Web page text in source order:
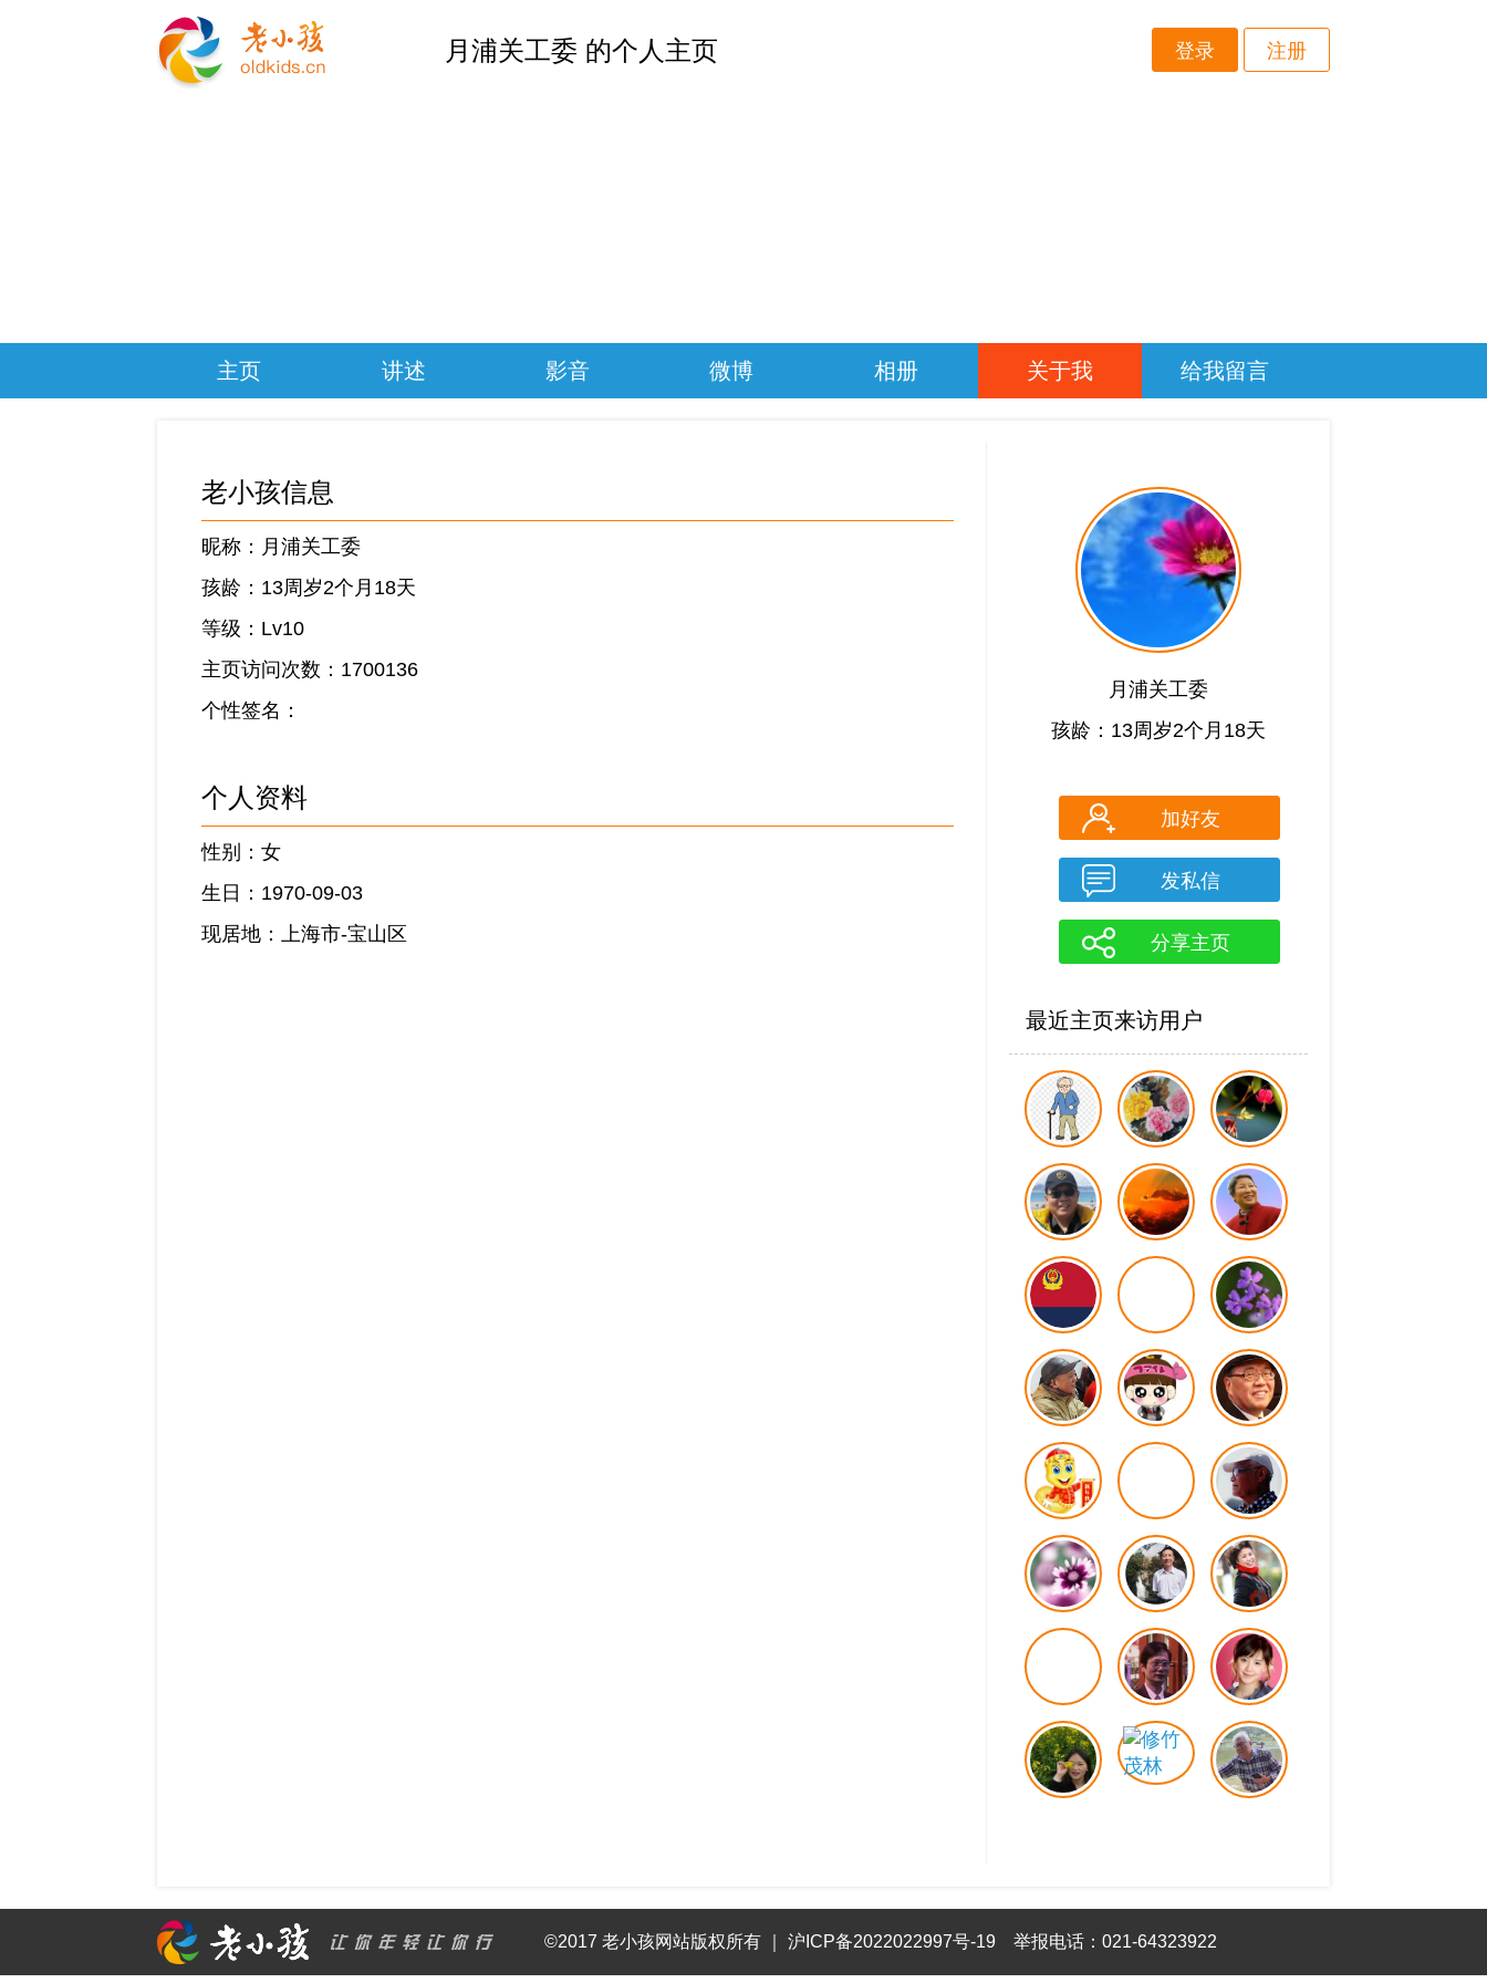
月浦关工委 的个人主页 登录 注册
主页 讲述 影音 微博 相册 关于我 给我留言
老小孩信息
昵称：月浦关工委
孩龄：13周岁2个月18天
等级：Lv10
主页访问次数：1700136
个性签名：
个人资料
性别：女
生日：1970-09-03
现居地：上海市-宝山区
月浦关工委
孩龄：13周岁2个月18天
加好友
发私信
分享主页
最近主页来访用户
©2017 老小孩网站版权所有 沪ICP备2022022997号-19 举报电话：021-64323922